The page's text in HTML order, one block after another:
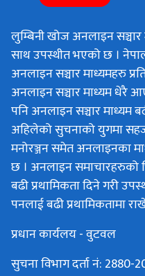
लुम्बिनी खोज अनलाइन
साथ उपस्थीत भएको छ ।
अनलाइन सञ्चार माध्यमहरु
अनलाइन सञ्चार माध्यम धेरै
पनि अनलाइन सञ्चार माध्यम
अहिलेको सुचनाको युगमा
मनोरञ्जन समेत अनलाइनका
छ । अनलाइन समाचारहरुको
बढी प्रथामिकता दिने गरी
पनलाई बढी प्रथामिकतामा
प्रधान कार्यलय - वुटवल
सुचना विभाग दर्ता नं: 2880-